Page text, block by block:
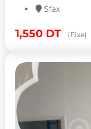
Sfax
1,550 DT (Fixe)